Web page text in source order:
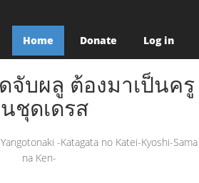
Home Donate Log in
จับผลู ต้องมาเป็นครู
ชุดเดรส
-Katagata no Katei-Kyoshi-Sama
na Ken-